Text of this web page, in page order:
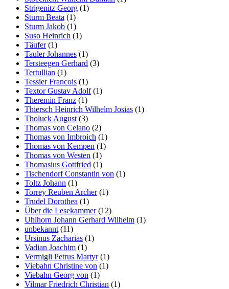
Strigenitz Georg (1)
Sturm Beata (1)
Sturm Jakob (1)
Suso Heinrich (1)
Täufer(1)
Tauler Johannes (1)
Tersteegen Gerhard (3)
Tertullian (1)
Tessier Francois (1)
Textor Gustav Adolf(1)
Theremin Franz (1)
Thiersch Heinrich Wilhelm Josias (1)
Tholuck August (3)
Thomas von Celano (2)
Thomas von Imbroich (1)
Thomas von Kempen (1)
Thomas von Westen (1)
Thomasius Gottfried (1)
Tischendorf Constantin von (1)
Toltz Johann (1)
Torrey Reuben Archer(1)
Trudel Dorothea (1)
Über die Lesekammer(12)
Uhlhorn Johann Gerhard Wilhelm (1)
unbekannt (11)
Ursinus Zacharias (1)
Vadian Joachim (1)
Vermigli Petrus Martyr(1)
Viebahn Christine von (1)
Viebahn Georg von (1)
Vilmar Friedrich Christian (1)